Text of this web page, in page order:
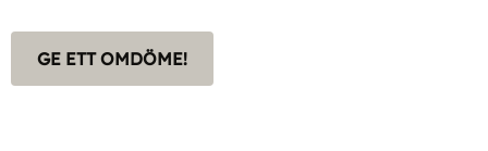
GE ETT OMDÖME!